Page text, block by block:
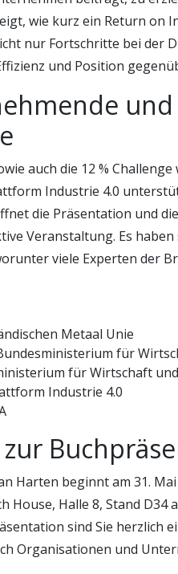
wie kurz ein Return on
nur Fortschritte bei der
und Position
und
auch die 12 %
Industrie 4.0
die Präsentation und
Veranstaltung. Es haben
viele Experten der
Metaal Unie
für
für Wirtschaft
Industrie 4.0
Harten beginnt am 31.
House, Halle 8, Stand D34
sind Sie herzlich
Organisationen und